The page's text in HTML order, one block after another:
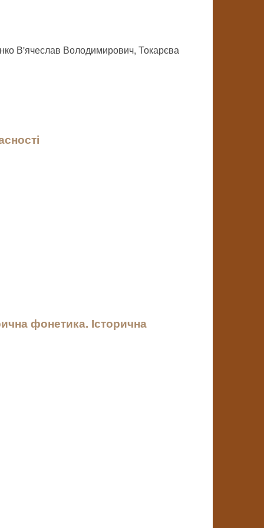
В'ячеслав Володимирович, Токарєва
фонетика. Історична